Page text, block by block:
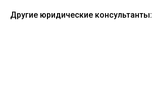
Другие юридические консультанты: